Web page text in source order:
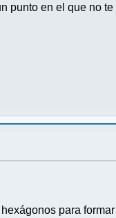
punto en el que no
para